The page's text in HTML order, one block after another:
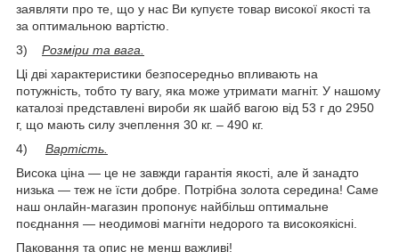
заявляти про те, що у нас Ви купуєте товар високої якості та
за оптимальною вартістю.
3) Розміри та вага.
Ці дві характеристики безпосередньо впливають на
потужність, тобто ту вагу, яка може утримати магніт. У нашому
каталозі представлені вироби як шайб вагою від 53 г до 2950
г, що мають силу зчеплення 30 кг. – 490 кг.
4) Вартість.
Висока ціна — це не завжди гарантія якості, але й занадто
низька — теж не їсти добре. Потрібна золота середина! Саме
наш онлайн-магазин пропонує найбільш оптимальне
поєднання — неодимові магніти недорого та високоякісні.
Паковання та опис не менш важливі!